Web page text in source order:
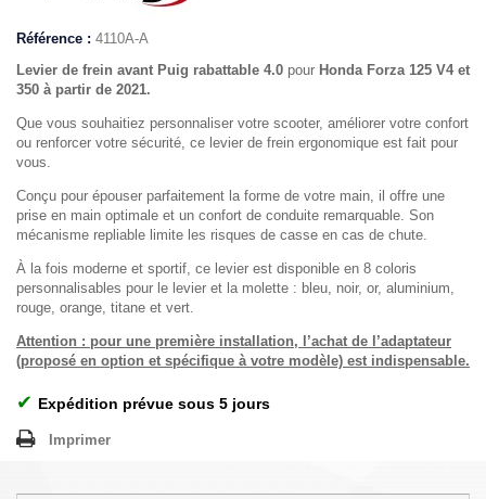
Référence : 4110A-A
Levier de frein avant Puig rabattable 4.0 pour Honda Forza 125 V4 et
350 à partir de 2021.
Que vous souhaitiez personnaliser votre scooter, améliorer votre confort
ou renforcer votre sécurité, ce levier de frein ergonomique est fait pour
vous.
Conçu pour épouser parfaitement la forme de votre main, il offre une
prise en main optimale et un confort de conduite remarquable. Son
mécanisme repliable limite les risques de casse en cas de chute.
À la fois moderne et sportif, ce levier est disponible en 8 coloris
personnalisables pour le levier et la molette : bleu, noir, or, aluminium,
rouge, orange, titane et vert.
Attention : pour une première installation, l’achat de l’adaptateur
(proposé en option et spécifique à votre modèle) est indispensable.
✔ Expédition prévue sous 5 jours
Imprimer